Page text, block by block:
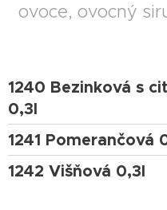
ovoce, ovocný
1240 Bezinková s
0,3l
1241 Pomerančová
1242 Višňová 0,3l